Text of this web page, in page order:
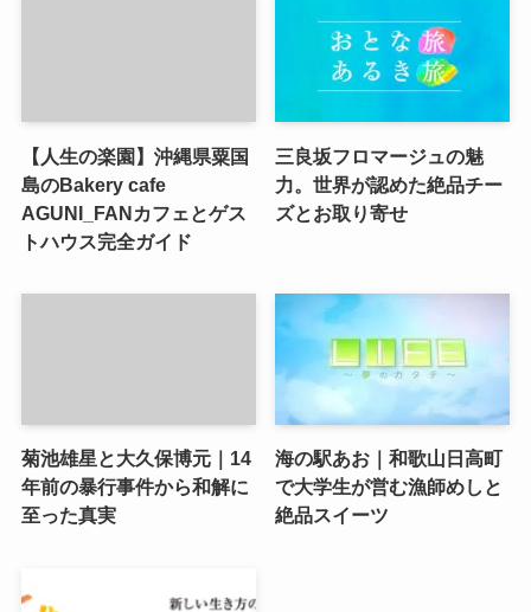
【人生の楽園】沖縄県粟国
島のBakery cafe
AGUNI_FANカフェとゲス
トハウス完全ガイド
三良坂フロマージュの魅
力。世界が認めた絶品チー
ズとお取り寄せ
菊池雄星と大久保博元｜14
年前の暴行事件から和解に
至った真実
海の駅あお｜和歌山日高町
で大学生が営む漁師めしと
絶品スイーツ